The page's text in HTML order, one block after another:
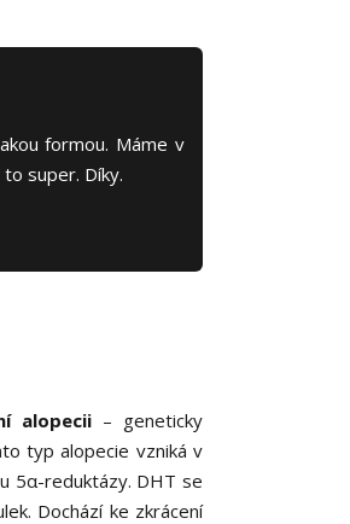
formou. Máme v
super. Díky.
alopecii – geneticky
typ alopecie vzniká v
5α-reduktázy. DHT se
Dochází ke zkrácení